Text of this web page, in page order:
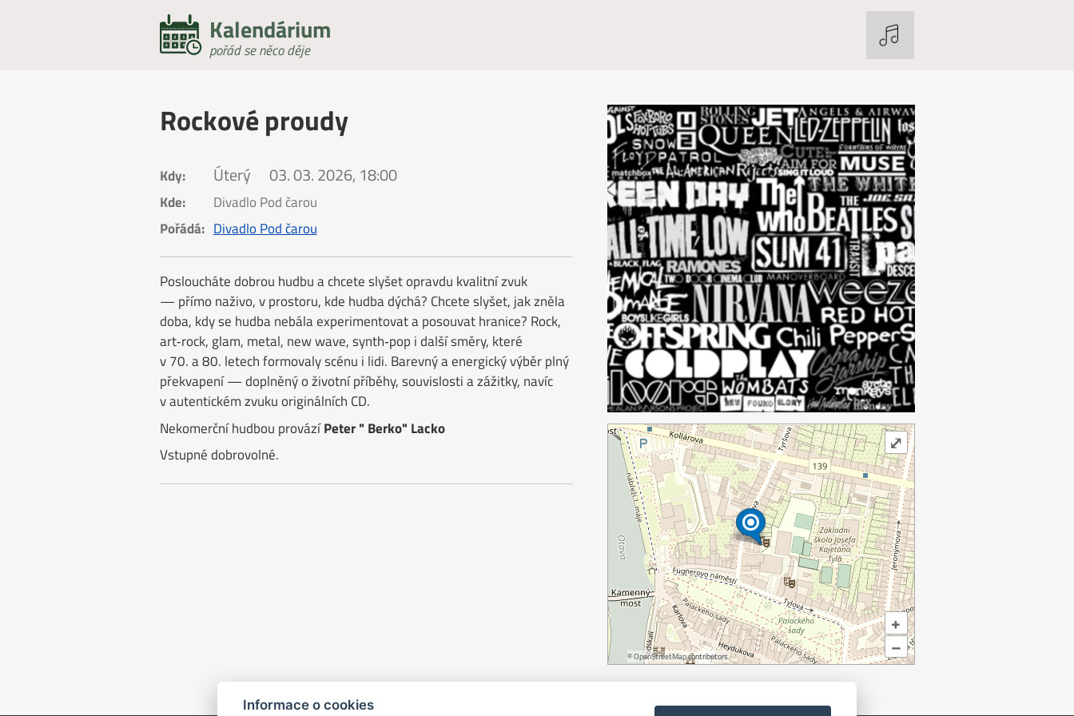
Kalendárium
pořád se něco děje
Rockové proudy
Kdy: Úterý 03. 03. 2026, 18:00
Kde:
Divadlo Pod čarou
Pořádá: Divadlo Pod čarou
Posloucháte dobrou hudbu a chcete slyšet opravdu kvalitní zvuk
— přímo naživo, v prostoru, kde hudba dýchá? Chcete slyšet, jak zněla
doba, kdy se hudba nebála experimentovat a posouvat hranice? Rock,
art‑rock, glam, metal, new wave, synth‑pop i další směry, které
v 70. a 80. letech formovaly scénu i lidi. Barevný a energický výběr plný
překvapení — doplněný o životní příběhy, souvislosti a zážitky, navíc
v autentickém zvuku originálních CD.
Nekomerční hudbou provázíPeter " Berko" Lacko
Vstupné dobrovolné.
+
–
©OpenStreetMapcontributors.
⤢
Informace o cookies